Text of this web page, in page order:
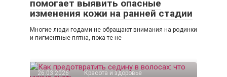
помогает выявить опасные
изменения кожи на ранней стадии
Многие люди годами не обращают внимания на родинки
и пигментные пятна, пока те не
26.03.2026 Красота и здоровье